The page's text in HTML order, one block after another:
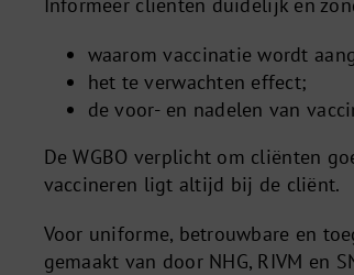
waarom vaccinatie wordt
het te verwachten effect;
de voor- en nadelen van
De WGBO verplicht om cliënten
vaccineren ligt altijd bij de cliënt.
Voor uniforme, betrouwbare en
gemaakt van door NHG, RIVM en